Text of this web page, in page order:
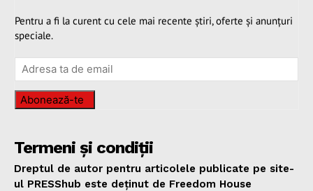
Pentru a fi la curent cu cele mai recente știri, oferte și anunțuri
speciale.
Abonează-te
Termeni și condiții
Dreptul de autor pentru articolele publicate pe site-
ul PRESShub este deținut de Freedom House